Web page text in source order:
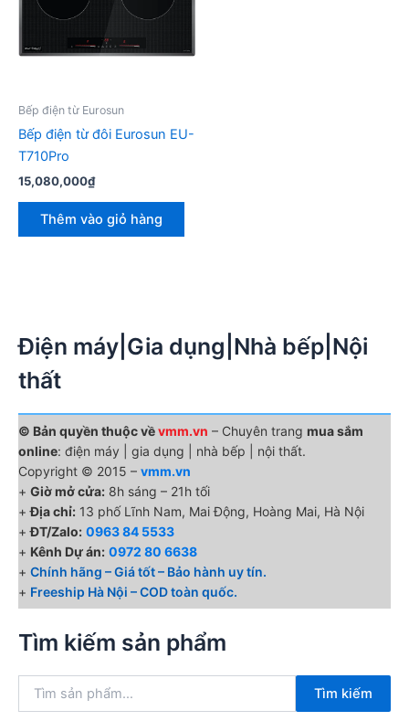
Bếp điện từ Eurosun
Bếp điện từ đôi Eurosun EU-
T710Pro
15,080,000₫
Thêm vào giỏ hàng
Điện máy|Gia dụng|Nhà bếp|Nội
thất
© Bản quyền thuộc vềvmm.vn – Chuyên trang mua sắm
online: điện máy | gia dụng | nhà bếp | nội thất.
Copyright © 2015 – vmm.vn
+ Giờ mở cửa: 8h sáng – 21h tối
+Địa chỉ: 13 phố Lĩnh Nam, Mai Động, Hoàng Mai, Hà Nội
+ĐT/Zalo: 0963 84 5533
+ Kênh Dự án: 0972 80 6638
+ Chính hãng – Giá tốt – Bảo hành uy tín.
+ Freeship Hà Nội – COD toàn quốc.
Tìm kiếm sản phẩm
Tìm kiếm